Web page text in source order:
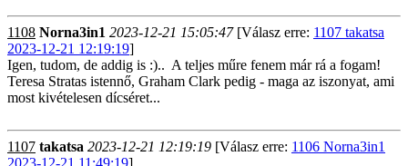
1108 Norna3in1 2023-12-21 15:05:47[Válasz erre: 1107 takatsa
2023-12-21 12:19:19]
Igen, tudom, de addig is :).. A teljes műre fenem már rá a fogam!
Teresa Stratas istennő, Graham Clark pedig - maga az iszonyat, ami
most kivételesen dícséret...
1107 takatsa 2023-12-21 12:19:19 [Válasz erre: 1106 Norna3in1
2023-12-21 11:49:19]